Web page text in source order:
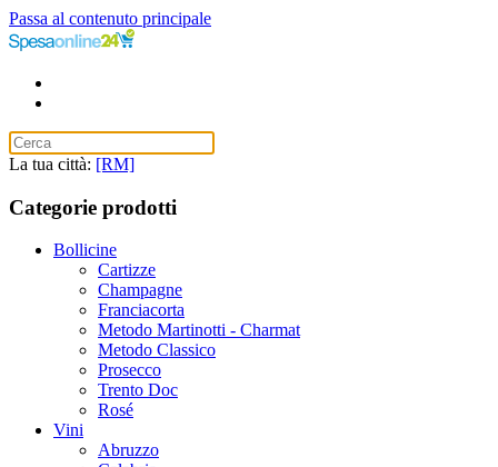
Passa al contenuto principale
La tua città: [RM]
Categorie prodotti
Bollicine
Cartizze
Champagne
Franciacorta
Metodo Martinotti - Charmat
Metodo Classico
Prosecco
Trento Doc
Rosé
Vini
Abruzzo